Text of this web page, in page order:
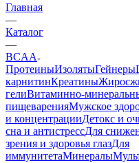
Главная
—
Каталог
—
BCAA
ПротеиныИзолятыГейнеры
карнитинКреатины
гелиВитаминно-
пищеваренияМужское
и концентрацииДетокс и
сна и антистрессДля
зрения и здоровья глазДля
иммунитетаМинералы